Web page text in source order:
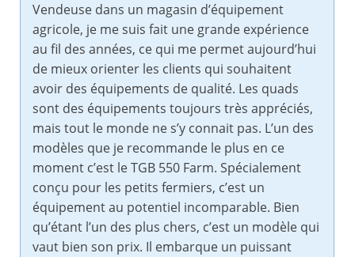
Vendeuse dans un magasin d’équipement
agricole, je me suis fait une grande expérience
au fil des années, ce qui me permet aujourd’hui
de mieux orienter les clients qui souhaitent
avoir des équipements de qualité. Les quads
sont des équipements toujours très appréciés,
mais tout le monde ne s’y connait pas. L’un des
modèles que je recommande le plus en ce
moment c’est le TGB 550 Farm. Spécialement
conçu pour les petits fermiers, c’est un
équipement au potentiel incomparable. Bien
qu’étant l’un des plus chers, c’est un modèle qui
vaut bien son prix. Il embarque un puissant